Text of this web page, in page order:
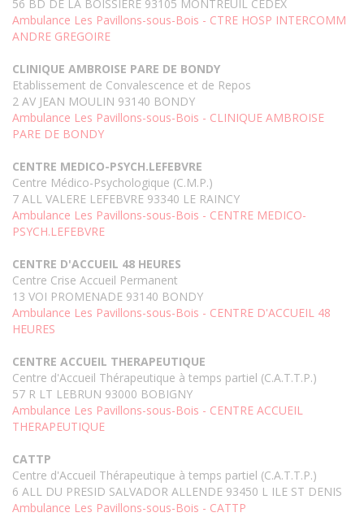
56 BD DE LA BOISSIERE 93105 MONTREUIL CEDEX
Ambulance Les Pavillons-sous-Bois - CTRE HOSP INTERCOMM
ANDRE GREGOIRE
CLINIQUE AMBROISE PARE DE BONDY
Etablissement de Convalescence et de Repos
2 AV JEAN MOULIN 93140 BONDY
Ambulance Les Pavillons-sous-Bois - CLINIQUE AMBROISE
PARE DE BONDY
CENTRE MEDICO-PSYCH.LEFEBVRE
Centre Médico-Psychologique (C.M.P.)
7 ALL VALERE LEFEBVRE 93340 LE RAINCY
Ambulance Les Pavillons-sous-Bois - CENTRE MEDICO-
PSYCH.LEFEBVRE
CENTRE D'ACCUEIL 48 HEURES
Centre Crise Accueil Permanent
13 VOI PROMENADE 93140 BONDY
Ambulance Les Pavillons-sous-Bois - CENTRE D'ACCUEIL 48
HEURES
CENTRE ACCUEIL THERAPEUTIQUE
Centre d'Accueil Thérapeutique à temps partiel (C.A.T.T.P.)
57 R LT LEBRUN 93000 BOBIGNY
Ambulance Les Pavillons-sous-Bois - CENTRE ACCUEIL
THERAPEUTIQUE
CATTP
Centre d'Accueil Thérapeutique à temps partiel (C.A.T.T.P.)
6 ALL DU PRESID SALVADOR ALLENDE 93450 L ILE ST DENIS
Ambulance Les Pavillons-sous-Bois - CATTP